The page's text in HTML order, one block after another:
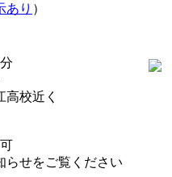
あり ）
校近く
せをご覧ください